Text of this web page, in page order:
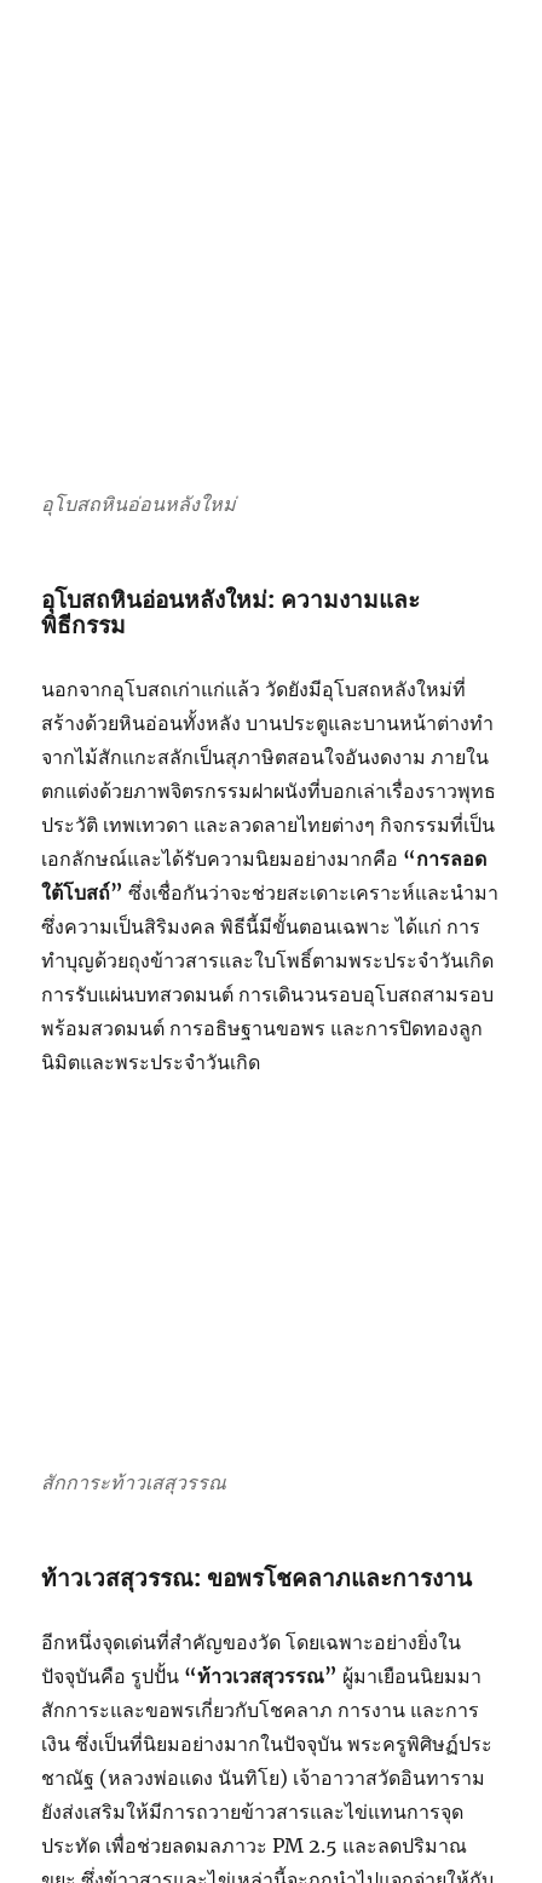
อุโบสถหินอ่อนหลังใหม่
อุโบสถหินอ่อนหลังใหม่: ความงามและ
พิธีกรรม
นอกจากอุโบสถเก่าแก่แล้ว วัดยังมีอุโบสถหลังใหม่ที่
สร้างด้วยหินอ่อนทั้งหลัง บานประตูและบานหน้าต่างทำ
จากไม้สักแกะสลักเป็นสุภาษิตสอนใจอันงดงาม ภายใน
ตกแต่งด้วยภาพจิตรกรรมฝาผนังที่บอกเล่าเรื่องราวพุทธ
ประวัติ เทพเทวดา และลวดลายไทยต่างๆ กิจกรรมที่เป็น
เอกลักษณ์และได้รับความนิยมอย่างมากคือ “การลอด
ใต้โบสถ์” ซึ่งเชื่อกันว่าจะช่วยสะเดาะเคราะห์และนำมา
ซึ่งความเป็นสิริมงคล พิธีนี้มีขั้นตอนเฉพาะ ได้แก่ การ
ทำบุญด้วยถุงข้าวสารและใบโพธิ์ตามพระประจำวันเกิด
การรับแผ่นบทสวดมนต์ การเดินวนรอบอุโบสถสามรอบ
พร้อมสวดมนต์ การอธิษฐานขอพร และการปิดทองลูก
นิมิตและพระประจำวันเกิด
สักการะท้าวเสสุวรรณ
ท้าวเวสสุวรรณ: ขอพรโชคลาภและการงาน
อีกหนึ่งจุดเด่นที่สำคัญของวัด โดยเฉพาะอย่างยิ่งใน
ปัจจุบันคือ รูปปั้น “ท้าวเวสสุวรรณ” ผู้มาเยือนนิยมมา
สักการะและขอพรเกี่ยวกับโชคลาภ การงาน และการ
เงิน ซึ่งเป็นที่นิยมอย่างมากในปัจจุบัน พระครูพิศิษฏ์ประ
ชาณัฐ (หลวงพ่อแดง นันทิโย) เจ้าอาวาสวัดอินทาราม
ยังส่งเสริมให้มีการถวายข้าวสารและไข่แทนการจุด
ประทัด เพื่อช่วยลดมลภาวะ PM 2.5 และลดปริมาณ